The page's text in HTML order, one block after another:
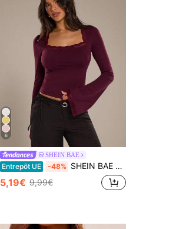
6
SHEIN BAE
Entrepôt UE -48% SHEIN BAE Femmes Châtaigne Prune unicolore Contraste Dentelle Col Carré Manches Évasées Slim mode T-Shirt, Top Couleur Figue, Top Bordeaux, Blouse Chic Pour Femmes, Sortie, Automne Pour Femmes, Top Décontracté Pour Femmes, Top Bordeaux, Top Rouge
5,19€ 9,99€